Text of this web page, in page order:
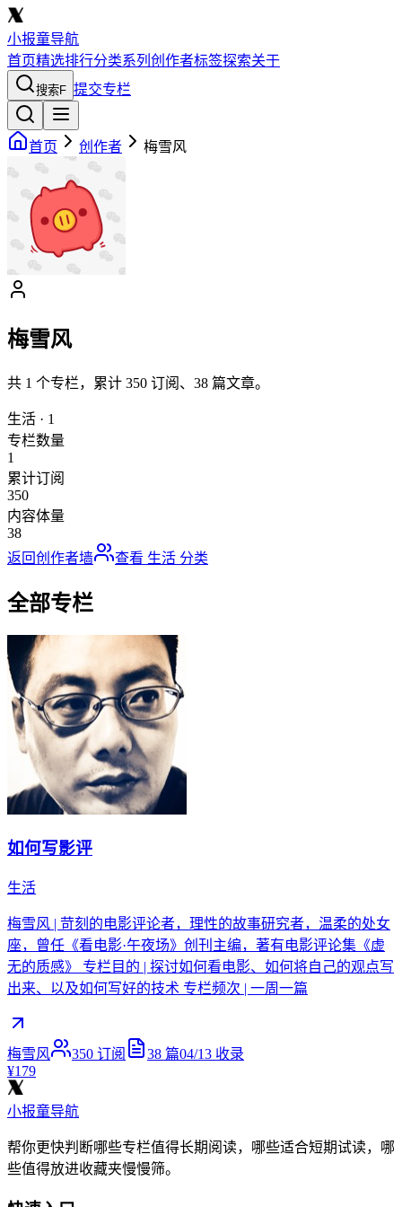
小报童导航
首页精选排行分类系列 创作者标签探索关于
搜索F 提交专栏
首页 创作者 梅雪风
梅雪风
共 1 个专栏，累计 350 订阅、 38 篇文章。
生活 · 1
专栏数量
1
累计订阅
350
内容体量
38
返回创作者墙
查看 生活 分类
全部专栏
如何写影评
生活
梅雪风 | 苛刻的电影评论者，理性的故事研究者，温柔的处女
座，曾任《看电影·午夜场》创刊主编，著有电影评论集《虚
无的质感》 专栏目的 | 探讨如何看电影、如何将自己的观点写
出来、以及如何写好的技术 专栏频次 | 一周一篇
梅雪风 350 订阅 38 篇04/13 收录
¥179
小报童导航
帮你更快判断哪些专栏值得长期阅读，哪些适合短期试读，哪
些值得放进收藏夹慢慢筛。